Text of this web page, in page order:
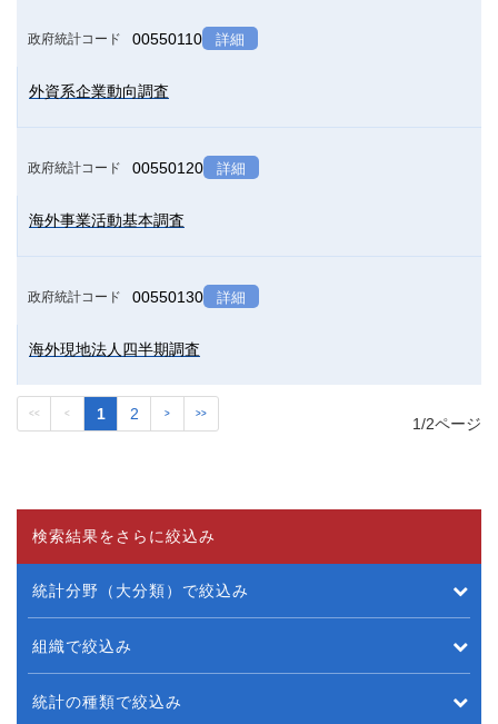
政府統計コード 00550110 詳細
外資系企業動向調査
政府統計コード 00550120 詳細
海外事業活動基本調査
政府統計コード 00550130 詳細
海外現地法人四半期調査
<< < 1 2 > >>
1/2ページ
検索結果をさらに絞込み
統計分野（大分類）で絞込み
組織で絞込み
統計の種類で絞込み